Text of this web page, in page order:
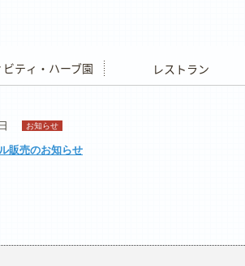
お知らせ
販売のお知らせ